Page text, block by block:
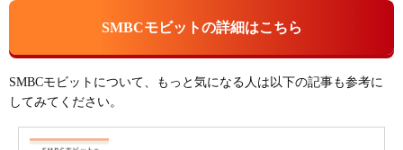
SMBCモビットの詳細はこちら
SMBCモビットについて、もっと気になる人は以下の記事も参考に
してみてください。